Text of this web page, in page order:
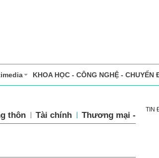
KHOA HỌC - CÔNG NGHỆ - CHUYỂN
thôn Tài chính Thương mại - Dịch
TIN